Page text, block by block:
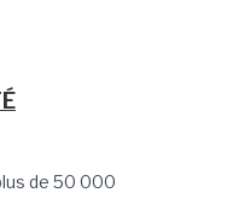
de 50 000